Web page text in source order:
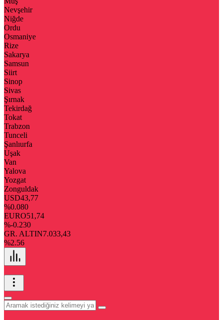
Nevşehir
Niğde
Ordu
Osmaniye
Rize
Sakarya
Samsun
Siirt
Sinop
Sivas
Şırnak
Tekirdağ
Tokat
Trabzon
Tunceli
Şanlıurfa
Uşak
Van
Yalova
Yozgat
Zonguldak
USD43,77
%0.080
EURO51,74
%-0.230
GR. ALTIN7.033,43
%2.56